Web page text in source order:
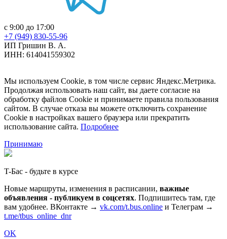
с 9:00 до 17:00
+7 (949) 830-55-96
ИП Гришин В. А.
ИНН: 614041559302
Мы используем Cookie, в том числе сервис Яндекс.Метрика.
Продолжая использовать наш сайт, вы даете согласие на
обработку файлов Cookie и принимаете правила пользования
сайтом. В случае отказа вы можете отключить сохранение
Cookie в настройках вашего браузера или прекратить
использование сайта. Подробнее
Принимаю
T-Бас - будьте в курсе
Новые маршруты, изменения в расписании, важные
объявления - публикуем в соцсетях. Подпишитесь там, где
вам удобнее. ВКонтакте → vk.com/t.bus.online и Телеграм →
t.me/tbus_online_dnr
OK